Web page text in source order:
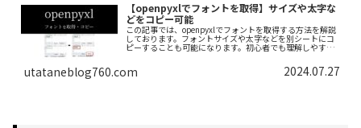
【openpyxlでフォントを取得】サイズや太字な
どをコピー可能
この記事では、openpyxlでフォントを取得する方法を解説
しております。フォントサイズや太字などを別シートにコ
ピーすることも可能になります。初心者でも理解しやすい
utataneblog760.com 2024.07.27